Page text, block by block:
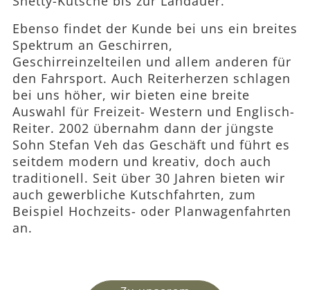
Ebenso findet der Kunde bei uns ein breites
Spektrum an Geschirren,
Geschirreinzelteilen und allem anderen für
den Fahrsport. Auch Reiterherzen schlagen
bei uns höher, wir bieten eine breite
Auswahl für Freizeit- Western und Englisch-
Reiter. 2002 übernahm dann der jüngste
Sohn Stefan Veh das Geschäft und führt es
seitdem modern und kreativ, doch auch
traditionell. Seit über 30 Jahren bieten wir
auch gewerbliche Kutschfahrten, zum
Beispiel Hochzeits- oder Planwagenfahrten
an.